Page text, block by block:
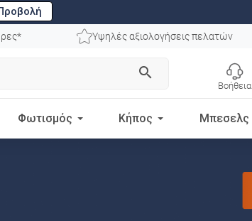
Υψηλές αξιολογήσεις πελατών
search
Βοήθεια
Φωτισμός Κήπος Μπεσελς